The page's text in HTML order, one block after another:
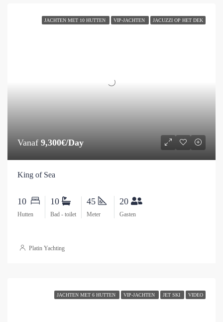
JACHTEN MET 10 HUTTEN VIP-JACHTEN JACUZZI OP HET DEK
Vanaf 9,300€/Day
King of Sea
10
Hutten
10
Bad - toilet
45
Meter
20
Gasten
Platin Yachting
JACHTEN MET 6 HUTTEN VIP-JACHTEN JET SKI VIDEO